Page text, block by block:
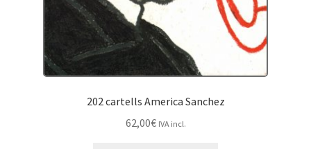
202 cartells America Sanchez
62,00€ IVA incl.